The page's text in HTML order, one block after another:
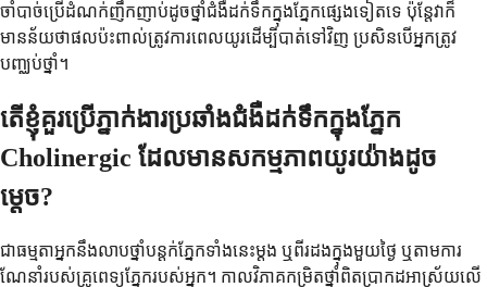
ចាំបាច់ប្រើដំណក់ញឹកញាប់ដូចថ្នាំជំងឺដក់ទឹកក្នុងភ្នែកផ្សេងទៀតទេ ប៉ុន្តែវាក៏
មានន័យថាផលប៉ះពាល់ត្រូវការពេលយូរដើម្បីបាត់ទៅវិញ ប្រសិនបើអ្នកត្រូវ
បញ្ឈប់ថ្នាំ។
តើខ្ញុំគួរប្រើភ្នាក់ងារប្រឆាំងជំងឺដក់ទឹកក្នុងភ្នែក
Cholinergic ដែលមានសកម្មភាពយូរយ៉ាងដូច
ម្តេច?
ជាធម្មតាអ្នកនឹងលាបថ្នាំបន្តក់ភ្នែកទាំងនេះម្តង ឬពីរដងក្នុងមួយថ្ងៃ ឬតាមការ
ណែនាំរបស់គ្រូពេទ្យភ្នែករបស់អ្នក។ កាលវិភាគកម្រិតថ្នាំពិតប្រាកដអាស្រ័យលើ